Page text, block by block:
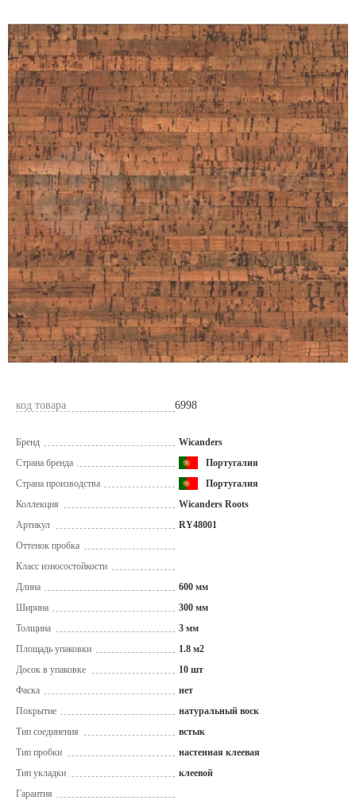
код товара 6998
Бренд
Wicanders
Страна бренда
Португалия
Страна производства
Португалия
Коллекция
Wicanders Roots
Артикул
RY48001
Оттенок пробка
Класс износостойкости
Длина
600 мм
Ширина
300 мм
Толщина
3 мм
Площадь упаковки
1.8 м2
Досок в упаковке
10 шт
Фаска
нет
Покрытие
натуральный воск
Тип соединения
встык
Тип пробки
настенная клеевая
Тип укладки
клеевой
Гарантия